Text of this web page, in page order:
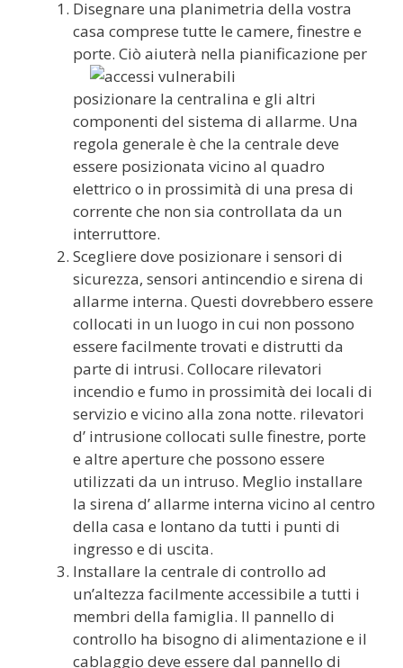
Disegnare una planimetria della vostra
casa comprese tutte le camere, finestre e
porte. Ciò aiuterà nella pianificazione per
posizionare la centralina e gli altri
componenti del sistema di allarme. Una
regola generale è che la centrale deve
essere posizionata vicino al quadro
elettrico o in prossimità di una presa di
corrente che non sia controllata da un
interruttore.
Scegliere dove posizionare i sensori di
sicurezza, sensori antincendio e sirena di
allarme interna. Questi dovrebbero essere
collocati in un luogo in cui non possono
essere facilmente trovati e distrutti da
parte di intrusi. Collocare rilevatori
incendio e fumo in prossimità dei locali di
servizio e vicino alla zona notte. rilevatori
d’ intrusione collocati sulle finestre, porte
e altre aperture che possono essere
utilizzati da un intruso. Meglio installare
la sirena d’ allarme interna vicino al centro
della casa e lontano da tutti i punti di
ingresso e di uscita.
Installare la centrale di controllo ad
un’altezza facilmente accessibile a tutti i
membri della famiglia. Il pannello di
controllo ha bisogno di alimentazione e il
cablaggio deve essere dal pannello di